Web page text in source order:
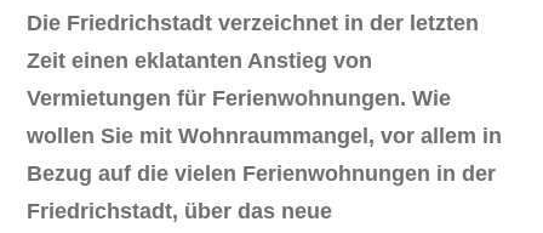
Die Friedrichstadt verzeichnet in der letzten
Zeit einen eklatanten Anstieg von
Vermietungen für Ferienwohnungen. Wie
wollen Sie mit Wohnraummangel, vor allem in
Bezug auf die vielen Ferienwohnungen in der
Friedrichstadt, über das neue